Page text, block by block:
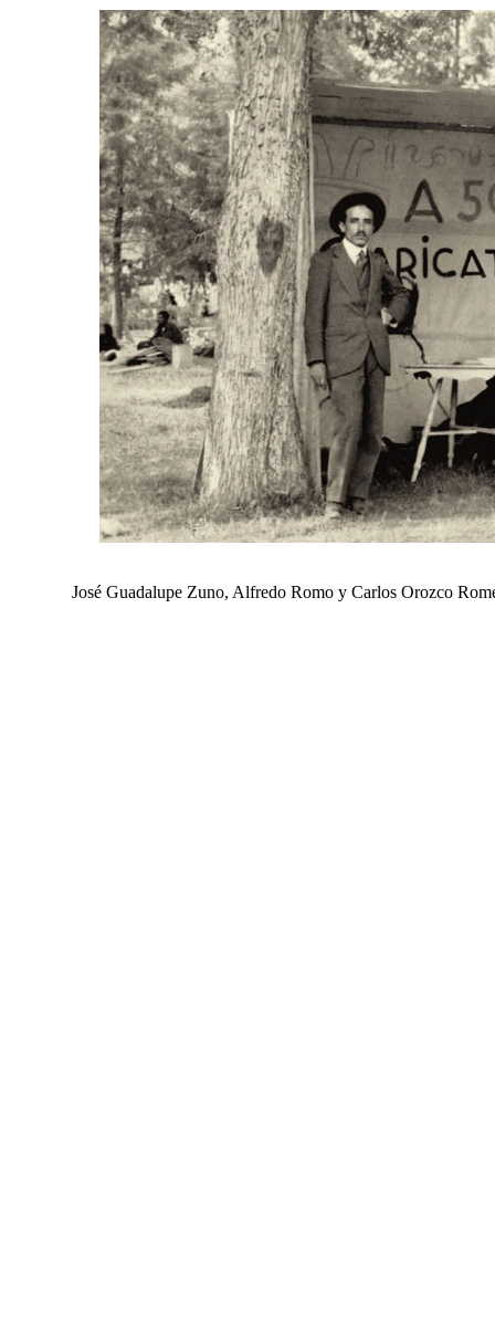
José Guadalupe Zuno, Alfredo Romo y Carlos Orozco